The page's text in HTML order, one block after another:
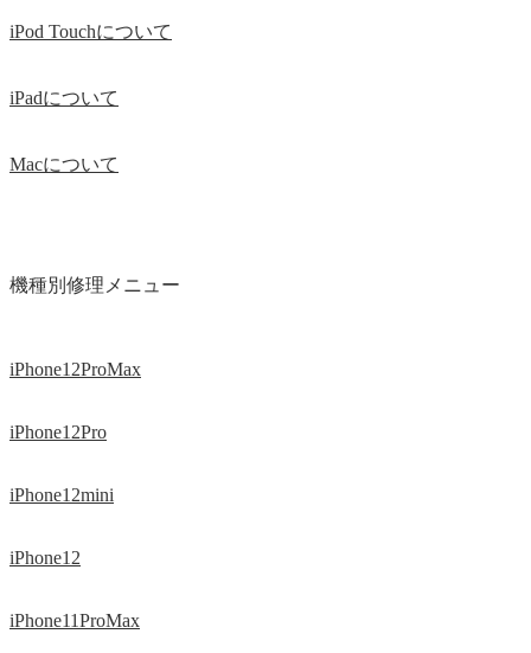
iPod Touchについて
iPadについて
Macについて
機種別修理メニュー
iPhone12ProMax
iPhone12Pro
iPhone12mini
iPhone12
iPhone11ProMax